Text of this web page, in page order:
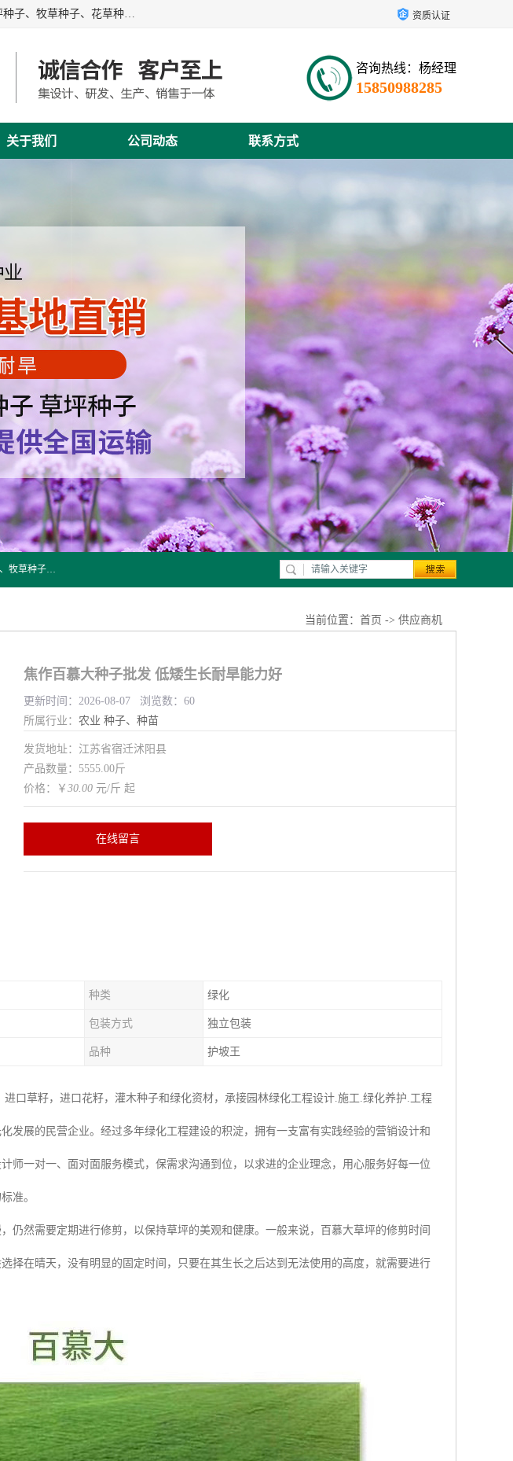
江苏野春种业有限公司是一家种子批发企业，位于沭阳县刘集镇南岗庄村杨东组159号，主要经营草坪种子、牧草种子、花草种子、复绿草种、绿化草籽、护坡草籽、绿肥种子、灌木种子、黑麦草种子、高羊茅种子、早熟禾种子、狗牙根种子、剪股颖种子等。 资质认证
咨询热线：杨经理
15850988285
关于我们 公司动态 联系方式
江苏野春种业有限公司是一家种子批发企业，位于沭阳县刘集镇南岗庄村杨东组159号，主要经营草坪种子、牧草种子、花草种子、复绿草种、绿化草籽、护坡草籽、绿肥种子、灌木种子、黑麦草种子、高羊茅种子、早熟禾种子、狗牙根种子、剪股颖种子等。
当前位置： 首页 -> 供应商机
焦作百慕大种子批发 低矮生长耐旱能力好
更新时间：2026-08-07 浏览数：60
所属行业： 农业 种子、种苗
发货地址：江苏省宿迁沭阳县
产品数量：5555.00斤
价格：￥ 30.00 元/斤 起
在线留言
种类 绿化
包装方式 独立包装
品种 护坡王
口草籽，进口花籽，灌木种子和绿化资材，承接园林绿化工程设计.施工.绿化养护.工程
发展的民营企业。经过多年绿化工程建设的积淀，拥有一支富有实践经验的营销设计和
师一对一、面对面服务模式，保需求沟通到位，以求进的企业理念，用心服务好每一位
准。
仍然需要定期进行修剪，以保持草坪的美观和健康。一般来说，百慕大草坪的修剪时间
择在晴天，没有明显的固定时间，只要在其生长之后达到无法使用的高度，就需要进行